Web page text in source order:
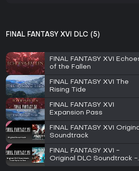
FINAL FANTASY XVI DLC (5)
FINAL FANTASY XVI
of the Fallen
FINAL FANTASY XVI The
Rising Tide
FINAL FANTASY XVI
Expansion Pass
FINAL FANTASY XVI
Soundtrack
FINAL FANTASY XVI -
Original DLC Soundtrack -